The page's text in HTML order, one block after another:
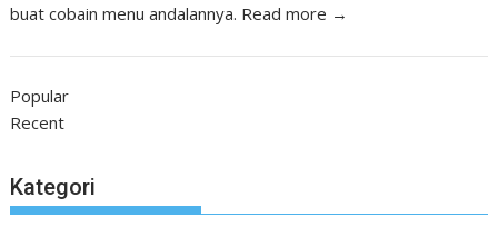
buat cobain menu andalannya. Read more →
Popular
Recent
Kategori